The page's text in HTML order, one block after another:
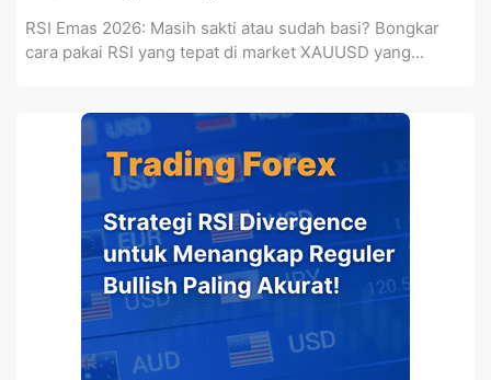
RSI Emas 2026: Masih sakti atau sudah basi? Bongkar
cara pakai RSI yang tepat di market XAUUSD yang...